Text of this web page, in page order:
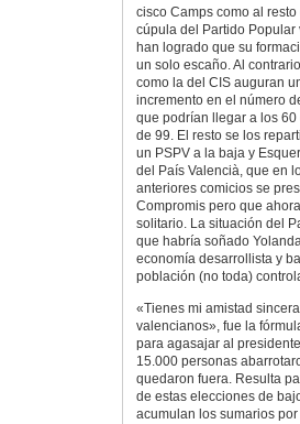
cisco Camps como al resto
cúpula del Partido Popular
han logrado que su
un solo escaño. Al
como la del CIS auguran
incremento en el número
que podrían llegar a los 60
de 99. El resto se los
un PSPV a la baja y
del País Valencià, que en
anteriores comicios se
Compromis pero que
solitario. La situación del
que habría soñado
economía desarrollista y
población (no toda)
«Tienes mi amistad
valencianos», fue la
para agasajar al
15.000 personas
quedaron fuera. Resulta
de estas elecciones de
acumulan los sumarios